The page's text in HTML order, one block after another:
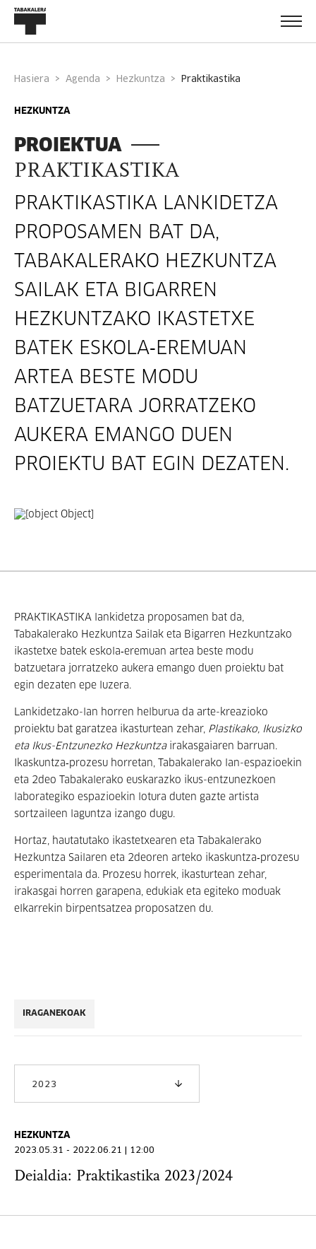
Hasiera Agenda Hezkuntza praktikastika
HEZKUNTZA
PROIEKTUA
PRAKTIKASTIKA
PRAKTIKASTIKA LANKIDETZA
PROPOSAMEN BAT DA,
TABAKALERAKO HEZKUNTZA
SAILAK ETA BIGARREN
HEZKUNTZAKO IKASTETXE
BATEK ESKOLA‑EREMUAN
ARTEA BESTE MODU
BATZUETARA JORRATZEKO
AUKERA EMANGO DUEN
PROIEKTU BAT EGIN DEZATEN.
PRAKTIKASTIKA lankidetza proposamen bat da,
Tabakalerako Hezkuntza Sailak eta Bigarren Hezkuntzako
ikastetxe batek eskola‑eremuan artea beste modu
batzuetara jorratzeko aukera emango duen proiektu bat
egin dezaten epe luzera.
Lankidetzako-lan horren helburua da arte-kreazioko
proiektu bat garatzea ikasturtean zehar, Plastikako, Ikusizko
eta Ikus-Entzunezko Hezkuntzairakasgaiaren barruan.
Ikaskuntza‑prozesu horretan, Tabakalerako lan-espazioekin
eta 2deo Tabakalerako euskarazko ikus-entzunezkoen
laborategiko espazioekin lotura duten gazte artista
sortzaileen laguntza izango dugu.
Hortaz, hautatutako ikastetxearen eta Tabakalerako
Hezkuntza Sailaren eta 2deoren arteko ikaskuntza‑prozesu
esperimentala da. Prozesu horrek, ikasturtean zehar,
irakasgai horren garapena, edukiak eta egiteko moduak
elkarrekin birpentsatzea proposatzen du.
IRAGANEKOAK
2023
HEZKUNTZA
2023.05.31 - 2022.06.21 | 12:00
Deialdia: Praktikastika 2023/2024